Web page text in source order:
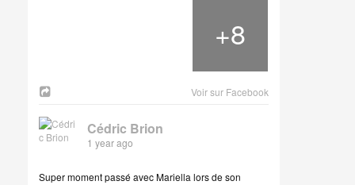
+8
Voir sur Facebook
Cédric Brion
1 year ago
Super moment passé avec Mariella lors de son